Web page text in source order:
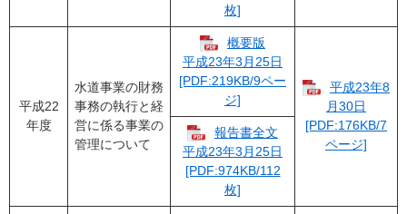
枚]
平成22
年度
水道事業の財務
事務の執行と経
営に係る事業の
管理について
概要版
平成23年3月25日
[PDF:219KB/9ペー
ジ]
平成23年8
月30日
[PDF:176KB/7
ページ]
報告書全文
平成23年3月25日
[PDF:974KB/112
枚]